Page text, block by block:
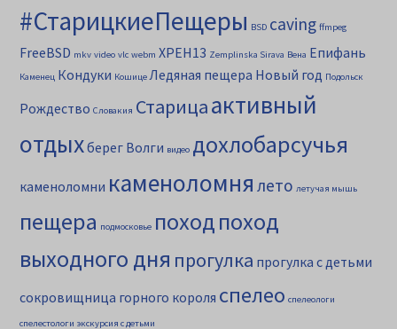
#СтарицкиеПещеры BSD caving ffmpeg
FreeBSD mkv video vlc webm XPEH13 Zemplinska Sirava Вена Епифань
Каменец Кондуки Кошице Ледяная пещера Новый год Подольск
Рождество Словакия Старицаактивный
отдыхберег Волги видео дохлобарсучья
каменоломни каменоломня лето летучая мышь
пещера подмосковье походпоход
выходного дня прогулка прогулка с детьми
сокровищница горного короля спелео спелеологи
спелестологи экскурсия с детьми